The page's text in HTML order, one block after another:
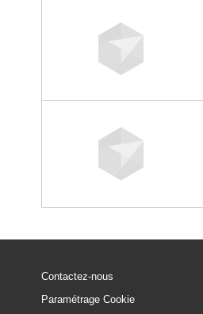
Contactez-nous
Paramétrage Cookie